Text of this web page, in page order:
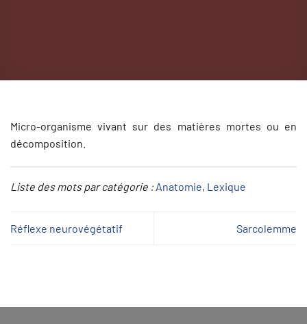
Micro-organisme vivant sur des matières mortes ou en
décomposition.
Liste des mots par catégorie :Anatomie, Lexique
Réflexe neurovégétatif Sarcolemme